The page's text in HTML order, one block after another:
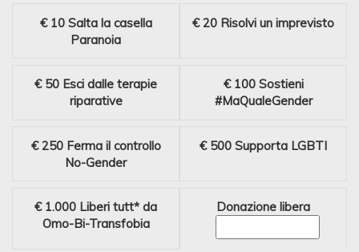
€ 10 Salta la casella
Paranoia
€ 20 Risolvi un imprevisto
€ 50 Esci dalle terapie
riparative
€ 100 Sostieni
#MaQualeGender
€ 250 Ferma il controllo
No-Gender
€ 500 Supporta LGBTI
€ 1.000 Liberi tutt* da
Omo-Bi-Transfobia
Donazione libera